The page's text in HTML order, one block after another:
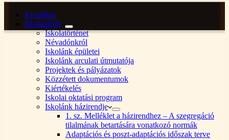
Kezdőlap
Iskolánkról
Iskolatörténet
Névadónkról
Iskolánk épületei
Iskolánk arculati útmutatója
Projektek és pályázatok
Közzétett dokumentumok
Kiértékelés
Iskolai oktatási program
Iskolánk házirendje
1. sz. Melléklet a házirendhez – A szegregáció
tilalmának betartására vonatkozó normák
Adaptációs és poszt-adaptációs időszak terve